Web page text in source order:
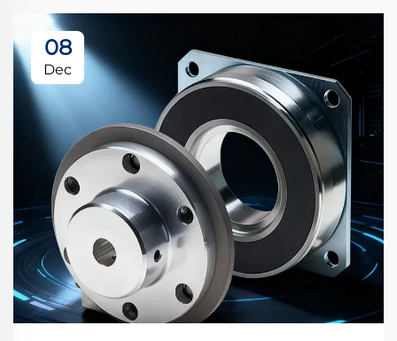
08
Dec